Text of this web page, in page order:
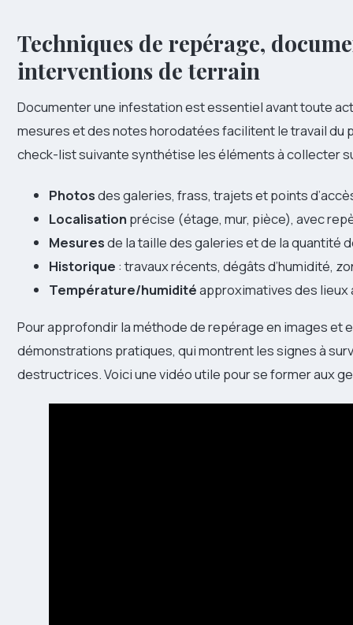
Techniques de repérage,
interventions de terrain
Documenter une infestation est essentiel avant toute
mesures et des notes horodatées facilitent le travail du
check-list suivante synthétise les éléments à collecter
Photosdes galeries, frass, trajets et points
Localisation précise (étage, mur, pièce), avec
Mesuresde la taille des galeries et de la quantité
Historique : travaux récents, dégâts d’humidité,
Température/humiditéapproximatives des
Pour approfondir la méthode de repérage en images et
démonstrations pratiques, qui montrent les signes à
destructrices. Voici une vidéo utile pour se former aux